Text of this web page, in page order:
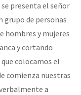
presenta el señor
grupo de personas
hombres y mujeres
y cortando
colocamos el
comienza nuestras
a